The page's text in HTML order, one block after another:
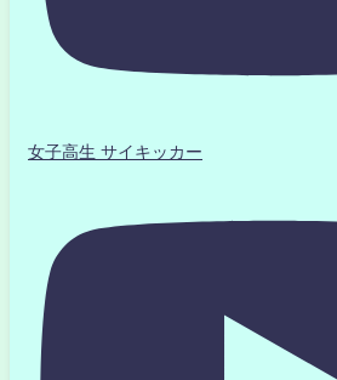
女子高生 サイキッカー